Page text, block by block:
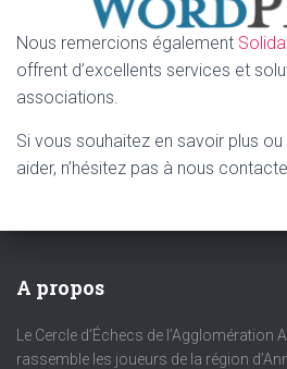
Nous remercions également
offrent d’excellents services et
associations.
Si vous souhaitez en savoir plus
aider, n’hésitez pas à nous
A propos
Le Cercle d’Échecs de l’Agglomération
rassemble les joueurs de la région